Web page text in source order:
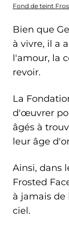
Fond de teint
Bien que
à vivre, il a
l'amour, la
revoir.
La
d'œuvrer
âgés à
leur âge
Ainsi, dans
Frosted
à jamais
ciel.